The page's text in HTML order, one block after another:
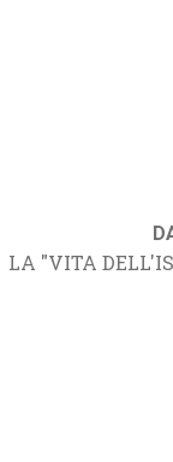
LA "VITA